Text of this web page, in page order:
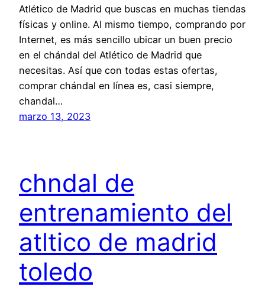
Atlético de Madrid que buscas en muchas tiendas
físicas y online. Al mismo tiempo, comprando por
Internet, es más sencillo ubicar un buen precio
en el chándal del Atlético de Madrid que
necesitas. Así que con todas estas ofertas,
comprar chándal en línea es, casi siempre,
chandal…
marzo 13, 2023
chndal de
entrenamiento del
atltico de madrid
toledo